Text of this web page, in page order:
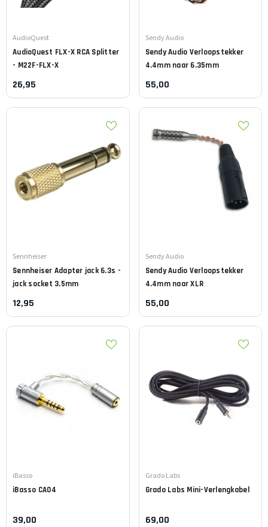
Leverancier:
AudioQuest
AudioQuest FLX-X RCA Splitter
- M22F-FLX-X
26,95
Leverancier:
Sendy Audio
Sendy Audio Verloopstekker
4.4mm naar 6.35mm
55,00
Leverancier:
Sennheiser
Sennheiser Adapter jack 6.3s -
jack socket 3.5mm
12,95
Leverancier:
Sendy Audio
Sendy Audio Verloopstekker
4.4mm naar XLR
55,00
Leverancier:
iBasso
iBasso CA04
39,00
Leverancier:
Grado Labs
Grado Labs Mini-Verlengkabel
69,00